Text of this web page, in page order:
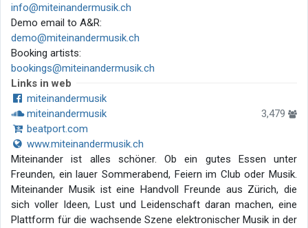
info@miteinandermusik.ch
Demo email to A&R:
demo@miteinandermusik.ch
Booking artists:
bookings@miteinandermusik.ch
Links in web
miteinandermusik
miteinandermusik
3,479
beatport.com
www.miteinandermusik.ch
Miteinander ist alles schöner. Ob ein gutes Essen unter
Freunden, ein lauer Sommerabend, Feiern im Club oder Musik.
Miteinander Musik ist eine Handvoll Freunde aus Zürich, die
sich voller Ideen, Lust und Leidenschaft daran machen, eine
Plattform für die wachsende Szene elektronischer Musik in der